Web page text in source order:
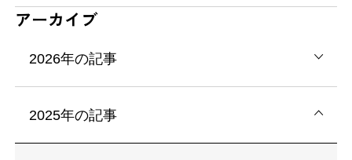
アーカイブ
2026年の記事
2025年の記事